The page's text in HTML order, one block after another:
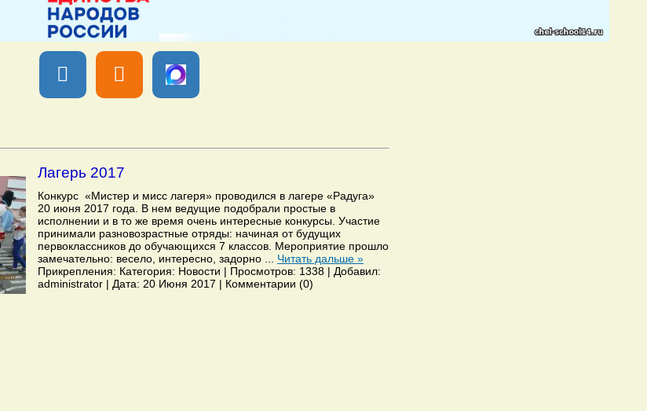
Лагерь 2017
Конкурс «Мистер и мисс лагеря» проводился в лагере «Радуга»
20 июня 2017 года. В нем ведущие подобрали простые в
исполнении и в то же время очень интересные конкурсы. Участие
принимали разновозрастные отряды: начиная от будущих
первоклассников до обучающихся 7 классов. Мероприятие прошло
замечательно: весело, интересно, задорно ... Читать дальше »
Прикрепления: Категория: Новости | Просмотров: 1338 | Добавил:
administrator | Дата: 20 Июня 2017 | Комментарии (0)